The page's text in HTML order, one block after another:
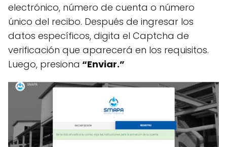
electrónico, número de cuenta o número
único del recibo. Después de ingresar los
datos específicos, digita el Captcha de
verificación que aparecerá en los requisitos.
Luego, presiona “Enviar.”